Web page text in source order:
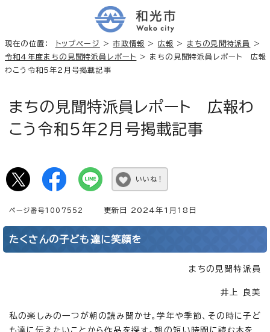
現在の位置： トップページ >市政情報 > 広報 > まちの見聞特派員
>
令和4年度まちの見聞特派員レポート
> まちの見聞特派員レポート 広報
わこう令和5年2月号掲載記事
まちの見聞特派員レポート 広報わ
こう令和5年2月号掲載記事
いいね！
ページ番号1007552 更新日 2024年1月18日
たくさんの子ども達に笑顔を
まちの見聞特派員
井上 良美
私の楽しみの一つが朝の読み聞かせ。学年や季節、その時に子ど
も達に伝えたいことから作品を探す。朝の短い時間に読む本を